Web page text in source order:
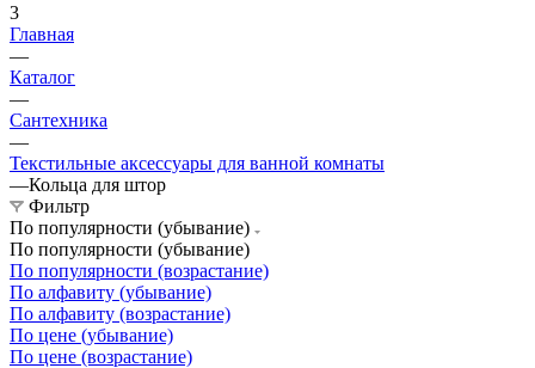
3
Главная
—
Каталог
—
Сантехника
—
Текстильные аксессуары для ванной комнаты
—Кольца для штор
Фильтр
По популярности (убывание)
По популярности (убывание)
По популярности (возрастание)
По алфавиту (убывание)
По алфавиту (возрастание)
По цене (убывание)
По цене (возрастание)